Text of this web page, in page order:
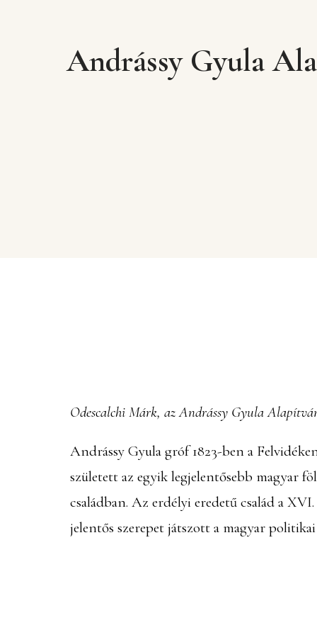
Andrássy Gyula
Odescalchi Márk, az Andrássy Gyula
Andrássy Gyula gróf 1823-ben a
született az egyik legjelentősebb magyar
családban. Az erdélyi eredetű család a
jelentős szerepet játszott a magyar